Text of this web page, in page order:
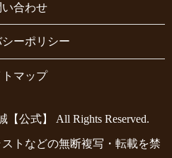
い合わせ
ーポリシー
マップ
公式】 All Rights Reserved.
ストなどの無断複写・転載を禁